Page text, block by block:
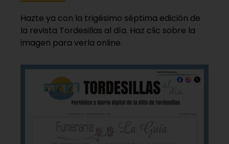
Hazte ya con la trigésimo séptima edición de
la revista Tordesillas al día. Haz clic sobre la
imagen para verla online.